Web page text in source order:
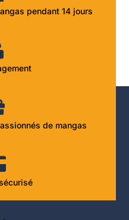
pendant 14 jours
de mangas